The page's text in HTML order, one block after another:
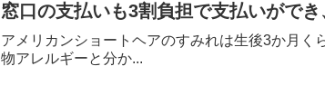
窓口の支払いも3割負担で支払いができ
アメリカンショートヘアのすみれは生後3か月く
物アレルギーと分か...